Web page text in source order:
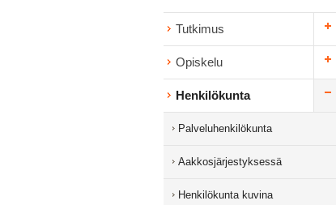
Tutkimus
Opiskelu
Henkilökunta
Palveluhenkilökunta
Aakkosjärjestyksessä
Henkilökunta kuvina